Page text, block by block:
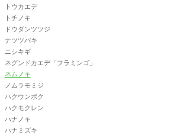
トウカエデ
トチノキ
ドウダンツツジ
ナツツバキ
ニシキギ
ネグンドカエデ「フラミンゴ」
ネムノキ
ノムラモミジ
ハクウンボク
ハクモクレン
ハナノキ
ハナミズキ